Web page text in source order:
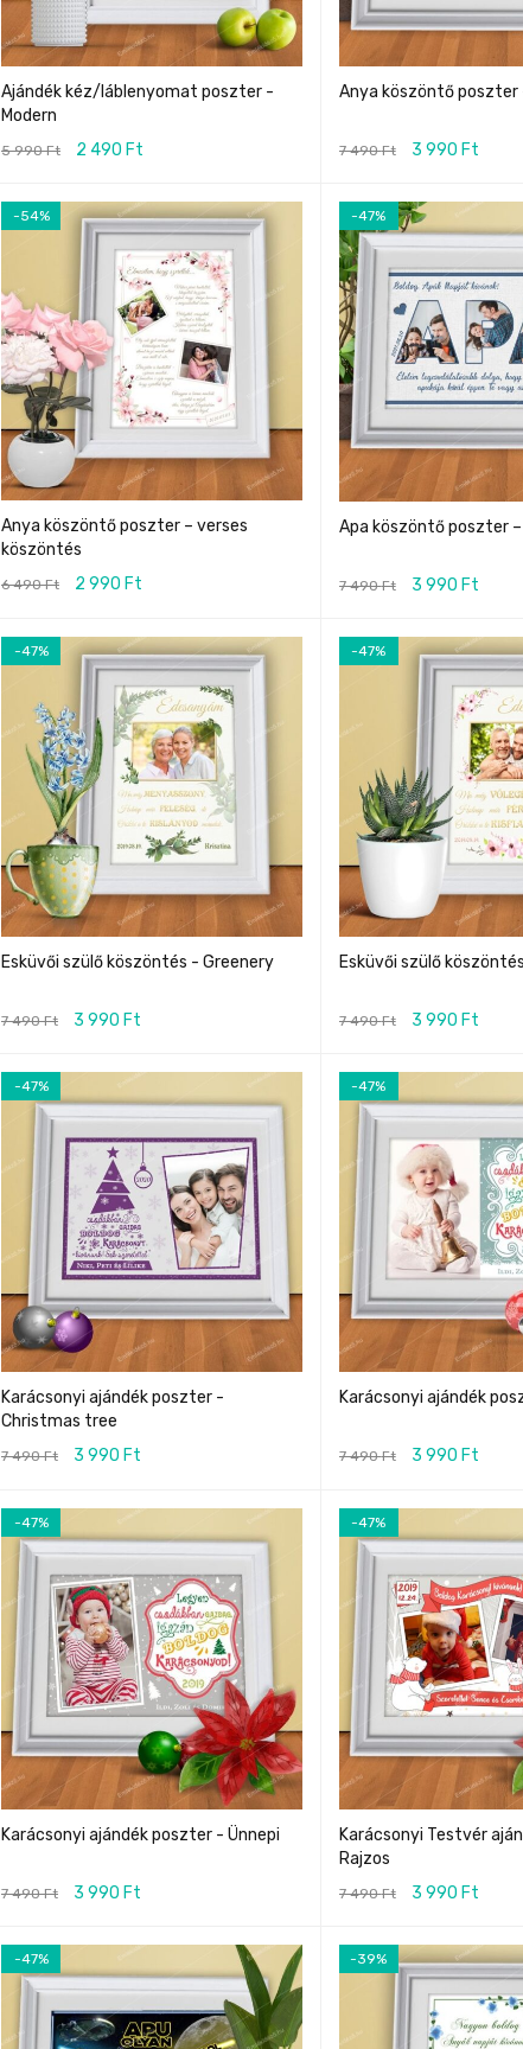
Ajándék kéz/láblenyomat poszter -
Modern
5 990Ft 2 490 Ft
Anya köszöntő poszter
7 490Ft 3 990 Ft
-54%
Anya köszöntő poszter – verses
köszöntés
6 490Ft 2 990 Ft
-47%
Apa köszöntő poszter
7 490Ft 3 990 Ft
-47%
Esküvői szülő köszöntés - Greenery
7 490Ft 3 990 Ft
-47%
Esküvői szülő
7 490Ft 3 990 Ft
-47%
Karácsonyi ajándék poszter -
Christmas tree
7 490Ft 3 990 Ft
-47%
Karácsonyi ajándék
7 490Ft 3 990 Ft
-47%
Karácsonyi ajándék poszter - Ünnepi
7 490Ft 3 990 Ft
-47%
Karácsonyi Testvér
Rajzos
7 490Ft 3 990 Ft
-47% -39%